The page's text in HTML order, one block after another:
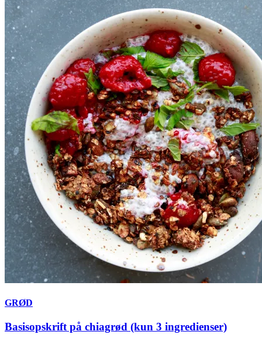
GRØD
Basisopskrift på chiagrød (kun 3 ingredienser)